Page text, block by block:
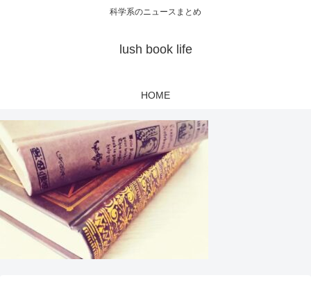
科学系のニュースまとめ
lush book life
HOME